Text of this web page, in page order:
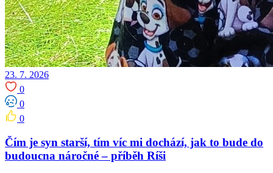
23. 7. 2026
0
0
0
Čím je syn starší, tím víc mi dochází, jak to bude do
budoucna náročné – příběh Ríši